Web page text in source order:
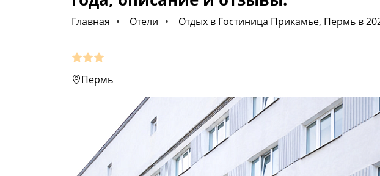
Главная Отели Отдых в Гостиница Прикамье, Пермь в
Пермь